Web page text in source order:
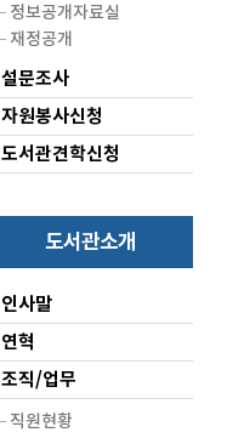
정보공개자료실
재정공개
설문조사
자원봉사신청
도서관견학신청
도서관소개
인사말
연혁
조직/업무
직원현황